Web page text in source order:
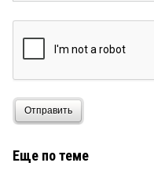
Отправить
Еще по теме